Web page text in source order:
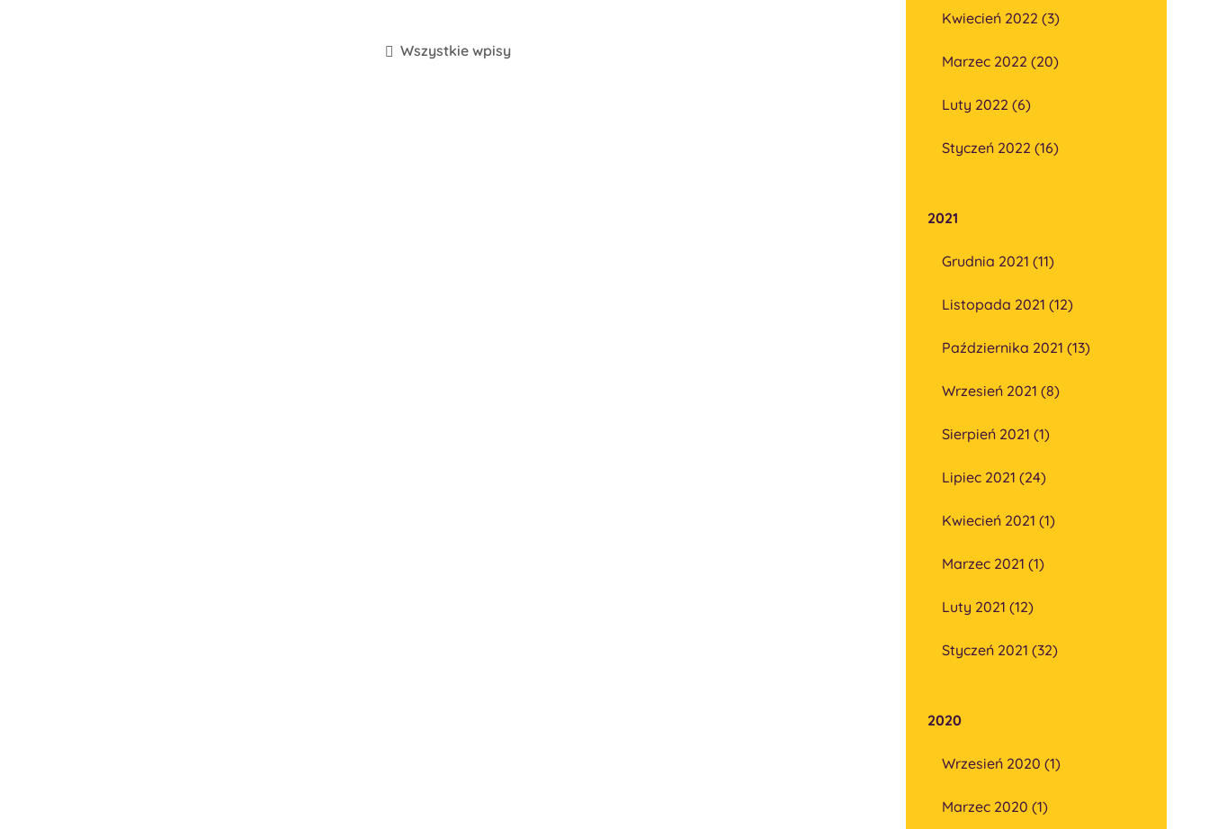
Wszystkie wpisy
Kwiecień 2022 (3)
Marzec 2022 (20)
Luty 2022 (6)
Styczeń 2022 (16)
2021
Grudnia 2021 (11)
Listopada 2021 (12)
Października 2021 (13)
Wrzesień 2021 (8)
Sierpień 2021 (1)
Lipiec 2021 (24)
Kwiecień 2021 (1)
Marzec 2021 (1)
Luty 2021 (12)
Styczeń 2021 (32)
2020
Wrzesień 2020 (1)
Marzec 2020 (1)